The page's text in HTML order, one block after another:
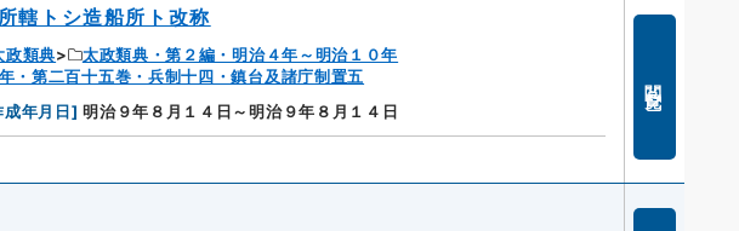
轄トシ造船所ト改称
政類典
太政類典・第２編・明治４年～明治１０年
・第二百十五巻・兵制十四・鎮台及諸庁制置五
成年月日] 明治９年８月１４日～明治９年８月１４日